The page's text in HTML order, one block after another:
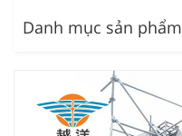
Danh mục sản phẩm